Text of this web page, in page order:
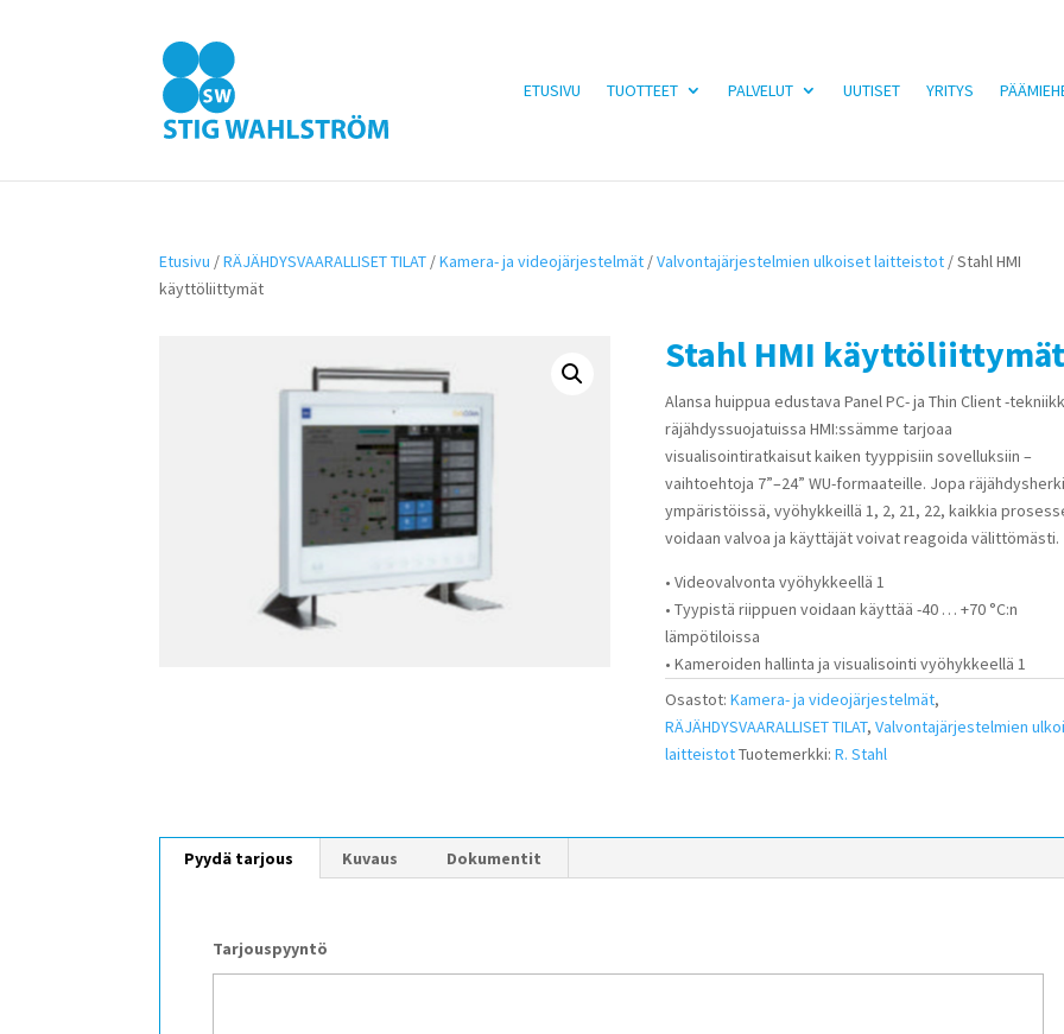
ETUSIVU TUOTTEET PALVELUT UUTISET YRITYS
Etusivu /RÄJÄHDYSVAARALLISET TILAT /Kamera- ja videojärjestelmät /Valvontajärjestelmien ulkoiset laitteistot / Stahl HMI
käyttöliittymät
Stahl HMI
Alansa huippua edustava Panel PC- ja Thin Client -
räjähdyssuojatuissa HMI:ssämme tarjoaa
visualisointiratkaisut kaiken tyyppisiin sovelluksiin –
vaihtoehtoja 7”–24” WU-formaateille. Jopa
ympäristöissä, vyöhykkeillä 1, 2, 21, 22, kaikkia
voidaan valvoa ja käyttäjät voivat reagoida välittömästi.
• Videovalvonta vyöhykkeellä 1
• Tyypistä riippuen voidaan käyttää -40 … +70 °C:n
lämpötiloissa
• Kameroiden hallinta ja visualisointi vyöhykkeellä 1
Osastot:Kamera- ja videojärjestelmät,
RÄJÄHDYSVAARALLISET TILAT,Valvontajärjestelmien
laitteistotTuotemerkki:R. Stahl
Pyydä tarjous Kuvaus Dokumentit
Tarjouspyyntö